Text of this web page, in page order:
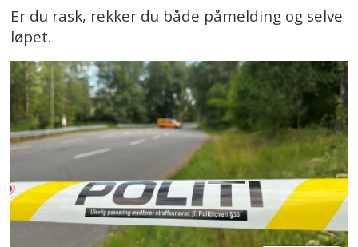
Er du rask, rekker du både påmelding og selve
løpet.